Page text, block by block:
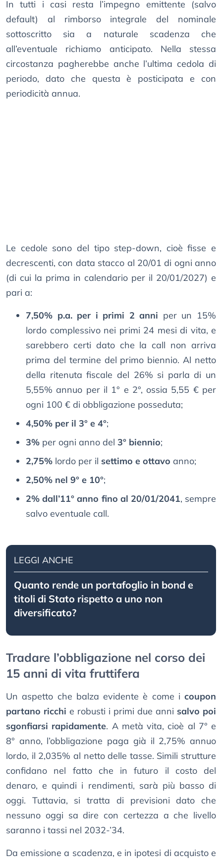
In tutti i casi resta l’impegno emittente (salvo
default) al rimborso integrale del nominale
sottoscritto sia a naturale scadenza che
all’eventuale richiamo anticipato. Nella stessa
circostanza pagherebbe anche l’ultima cedola di
periodo, dato che questa è posticipata e con
periodicità annua.
Le cedole sono del tipo step-down, cioè fisse e
decrescenti, con data stacco al 20/01 di ogni anno
(di cui la prima in calendario per il 20/01/2027) e
pari a:
7,50% p.a. per i primi 2 anni per un 15%
lordo complessivo nei primi 24 mesi di vita, e
sarebbero certi dato che la call non arriva
prima del termine del primo biennio. Al netto
della ritenuta fiscale del 26% si parla di un
5,55% annuo per il 1° e 2°, ossia 5,55 € per
ogni 100 € di obbligazione posseduta;
4,50% per il 3° e 4°;
3% per ogni anno del 3° biennio;
2,75% lordo per il settimo e ottavo anno;
2,50% nel 9° e 10°;
2% dall’11° anno fino al 20/01/2041, sempre
salvo eventuale call.
LEGGI ANCHE
Quanto rende un portafoglio in bond e
titoli di Stato rispetto a uno non
diversificato?
Tradare l’obbligazione nel corso dei
15 anni di vita fruttifera
Un aspetto che balza evidente è come i coupon
partano ricchi e robusti i primi due anni salvo poi
sgonfiarsi rapidamente. A metà vita, cioè al 7° e
8° anno, l’obbligazione paga già il 2,75% annuo
lordo, il 2,035% al netto delle tasse. Simili strutture
confidano nel fatto che in futuro il costo del
denaro, e quindi i rendimenti, sarà più basso di
oggi. Tuttavia, si tratta di previsioni dato che
nessuno oggi sa dire con certezza a che livello
saranno i tassi nel 2032-’34.
Da emissione a scadenza, e in ipotesi di acquisto e